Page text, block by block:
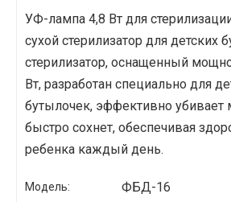
УФ-лампа 4,8 Вт для
сухой стерилизатор для детских
стерилизатор, оснащенный
Вт, разработан специально для
бутылочек, эффективно
быстро сохнет, обеспечивая
ребенка каждый день.
Модель: ФБД-16